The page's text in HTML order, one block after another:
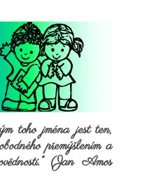
toho jména jest ten,
přemýšlením a
(Jan Amos